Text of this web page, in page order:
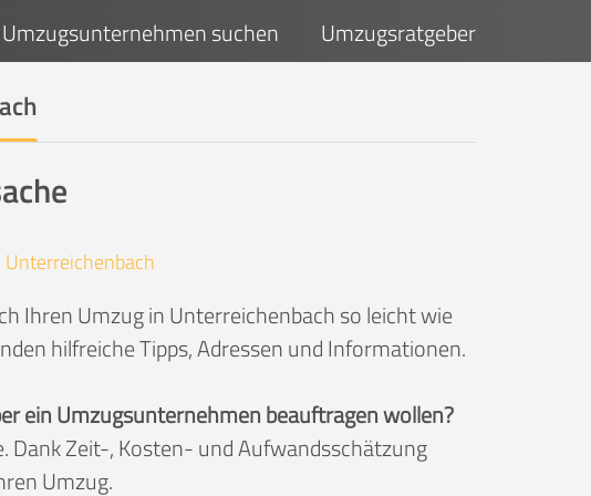
Umzugsunternehmen suchen Umzugsratgeber
Unterreichenbach
Ihren Umzug in Unterreichenbach so leicht wie
hilfreiche Tipps, Adressen und Informationen.
ein Umzugsunternehmen beauftragen wollen?
Dank Zeit-, Kosten- und Aufwandsschätzung
Umzug.